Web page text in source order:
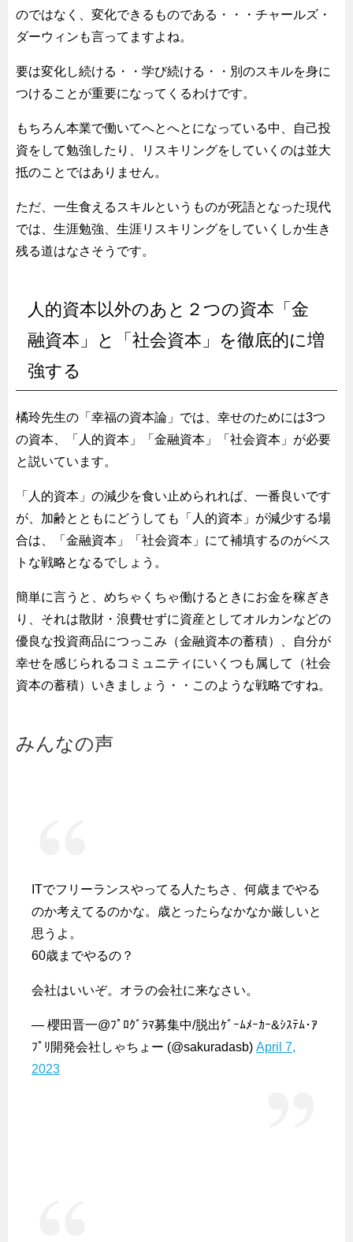
のではなく、変化できるものである・・・チャールズ・
ダーウィンも言ってますよね。
要は変化し続ける・・学び続ける・・別のスキルを身に
つけることが重要になってくるわけです。
もちろん本業で働いてへとへとになっている中、自己投
資をして勉強したり、リスキリングをしていくのは並大
抵のことではありません。
ただ、一生食えるスキルというものが死語となった現代
では、生涯勉強、生涯リスキリングをしていくしか生き
残る道はなさそうです。
人的資本以外のあと２つの資本「金
融資本」と「社会資本」を徹底的に増
強する
橘玲先生の「幸福の資本論」では、幸せのためには3つ
の資本、「人的資本」「金融資本」「社会資本」が必要
と説いています。
「人的資本」の減少を食い止められれば、一番良いです
が、加齢とともにどうしても「人的資本」が減少する場
合は、「金融資本」「社会資本」にて補填するのがベス
トな戦略となるでしょう。
簡単に言うと、めちゃくちゃ働けるときにお金を稼ぎき
り、それは散財・浪費せずに資産としてオルカンなどの
優良な投資商品につっこみ（金融資本の蓄積）、自分が
幸せを感じられるコミュニティにいくつも属して（社会
資本の蓄積）いきましょう・・このような戦略ですね。
みんなの声
ITでフリーランスやってる人たちさ、何歳までやる
のか考えてるのかな。歳とったらなかなか厳しいと
思うよ。
60歳までやるの？
会社はいいぞ。オラの会社に来なさい。
— 櫻田晋一@ﾌﾟﾛｸﾞﾗﾏ募集中/脱出ｹﾞｰﾑﾒｰｶｰ&ｼｽﾃﾑ･ｱ
ﾌﾟﾘ開発会社しゃちょー (@sakuradasb) April 7,
2023